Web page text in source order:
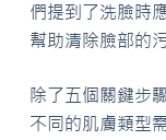
們提到了洗臉時
幫助清除臉部的
除了五個關鍵步
不同的肌膚類型